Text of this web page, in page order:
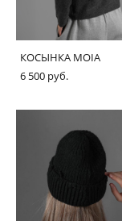
КОСЫНКА MOIA
6 500 pуб.